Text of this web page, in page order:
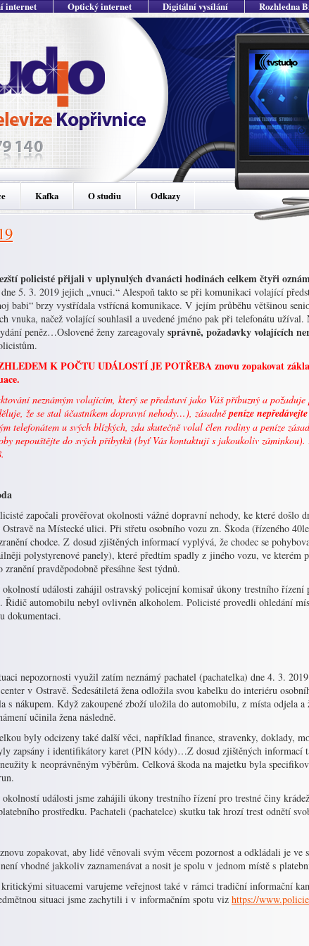
internet Optický internet Digitální vysílání Rozhledna
Kafka O studiu Odkazy
policisté přijali v uplynulých dvanácti hodinách celkem čtyři
5. 3. 2019 jejich „vnuci.“ Alespoň takto se při komunikaci volající
babi“ brzy vystřídala vstřícná komunikace. V jejím průběhu většinou
vnuka, načež volající souhlasil a uvedené jméno pak při telefonátu užíval.
peněz…Oslovené ženy zareagovaly správně, požadavky volajících
K POČTU UDÁLOSTÍ JE POTŘEBA znovu zopakovat
neznámým volajícím, který se představí jako Váš příbuzný a
že se stal účastníkem dopravní nehody…), zásadněpeníze
telefonátem u svých blízkých, zda skutečně volal člen rodiny a peníze
nepouštějte do svých příbytků (byť Vás kontaktují s jakoukoliv
započali prověřovat okolnosti vážné dopravní nehody, ke které došlo
na Místecké ulici. Při střetu osobního vozu zn. Škoda (řízeného
chodce. Z dosud zjištěných informací vyplývá, že chodec se
polystyrenové panely), které předtím spadly z jiného vozu, ve kterém
zranění pravděpodobně přesáhne šest týdnů.
události zahájil ostravský policejní komisař úkony trestního
Řidič automobilu nebyl ovlivněn alkoholem. Policisté provedli ohledání
dokumentaci.
nepozornosti využil zatím neznámý pachatel (pachatelka) dne 4. 3.
v Ostravě. Šedesátiletá žena odložila svou kabelku do interiéru
s nákupem. Když zakoupené zboží uložila do automobilu, z místa odjela
učinila žena následně.
byly odcizeny také další věci, například finance, stravenky, doklady,
zapsány i identifikátory karet (PIN kódy)…Z dosud zjištěných informací
k neoprávněným výběrům. Celková škoda na majetku byla
události jsme zahájili úkony trestního řízení pro trestné činy
prostředku. Pachateli (pachatelce) skutku tak hrozí trest odnětí
zopakovat, aby lidé věnovali svým věcem pozornost a odkládali je
vhodné jakkoliv zaznamenávat a nosit je spolu v jednom místě s
situacemi varujeme veřejnost také v rámci tradiční informační
situaci jsme zachytili i v informačním spotu viz https://